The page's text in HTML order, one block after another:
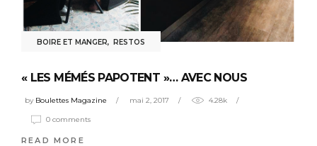
BOIRE ET MANGER, RESTOS
« LES MÉMÉS PAPOTENT »… AVEC NOUS
by Boulettes Magazine mai 2, 2017 4.28k
0 comments
READ MORE